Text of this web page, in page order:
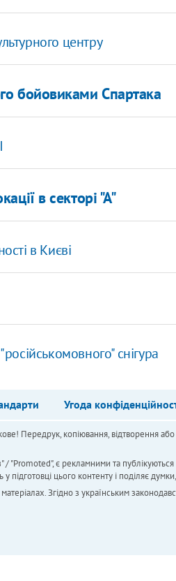
центру
бойовиками Спартака
в секторі "А"
в Києві
снігура
Угода
Передрук, копіювання, відтворення
"Promoted", є рекламними та
цього контенту і поділяє
Згідно з українським